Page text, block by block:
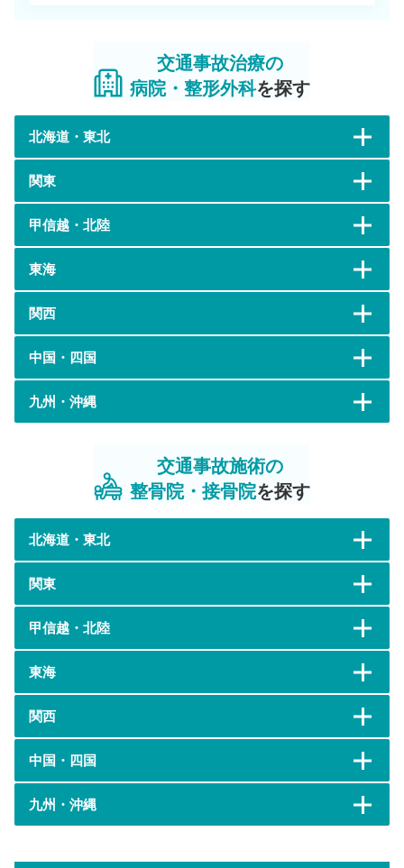
交通事故治療の
病院・整形外科を探す
北海道・東北
関東
甲信越・北陸
東海
関西
中国・四国
九州・沖縄
交通事故施術の
整骨院・接骨院を探す
北海道・東北
関東
甲信越・北陸
東海
関西
中国・四国
九州・沖縄